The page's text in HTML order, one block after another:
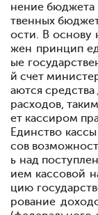
нение бюджета
твенных
ости. В основу
жен принцип
ые
й счет
аются
расходов,
ет кассиром
Единство
сов
ь над
ием кассовой
цию
рование